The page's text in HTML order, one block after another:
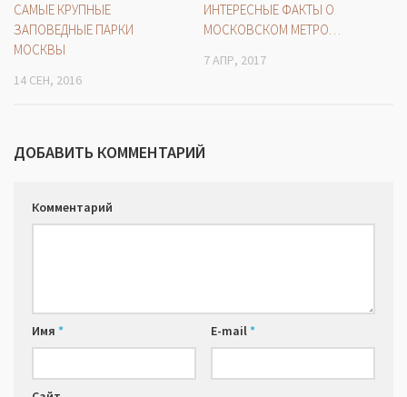
САМЫЕ КРУПНЫЕ
ЗАПОВЕДНЫЕ ПАРКИ
МОСКВЫ
14 СЕН, 2016
ИНТЕРЕСНЫЕ ФАКТЫ О
МОСКОВСКОМ МЕТРО…
7 АПР, 2017
ДОБАВИТЬ КОММЕНТАРИЙ
Комментарий
Имя * E-mail*